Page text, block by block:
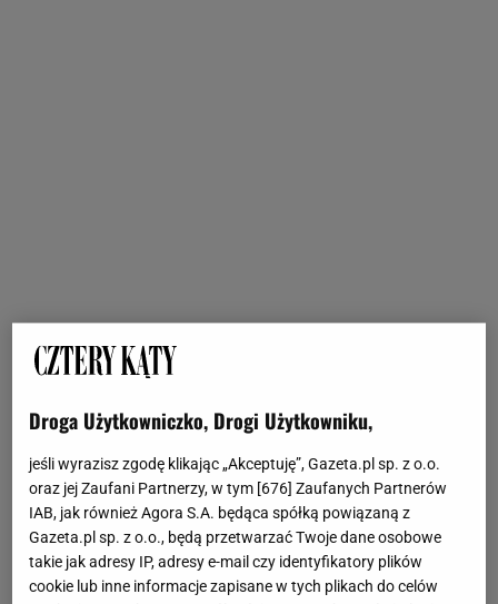
Droga Użytkowniczko, Drogi Użytkowniku,
jeśli wyrazisz zgodę klikając „Akceptuję”, Gazeta.pl sp. z o.o.
oraz jej Zaufani Partnerzy, w tym [676] Zaufanych Partnerów
IAB, jak również Agora S.A. będąca spółką powiązaną z
Gazeta.pl sp. z o.o., będą przetwarzać Twoje dane osobowe
takie jak adresy IP, adresy e-mail czy identyfikatory plików
cookie lub inne informacje zapisane w tych plikach do celów